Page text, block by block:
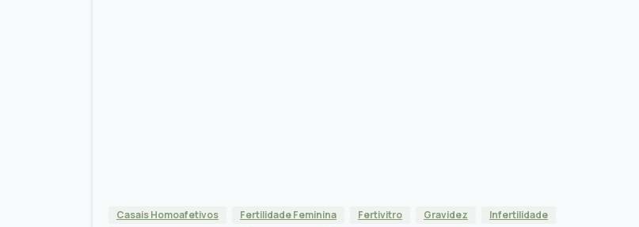
Casais Homoafetivos Fertilidade Feminina Fertivitro Gravidez
Infertilidade